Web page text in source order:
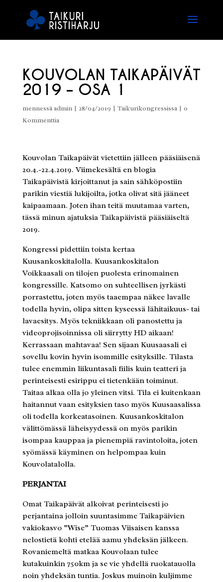
KOUVOLAN TAIKAPÄIVÄT
2019 – OSA 1
mennessäadmin| 28/04/2019 | Taikurikongressissa| 0
Kommenttia
Kouvolan Taikapäivät vietettiin jälleen pääsiäisenä
20.4.-22.4.2019. Viimekesältä en blogia
Taikapäivistä kirjoittanut ja sain sähköpostiin
parikin viestiä lukijoilta, jotka olivat sitä jääneet
kaipaamaan. Joten ihan teitä muutamaa varten,
tässä minun ajatuksia Taikapäivistä pääsiäiseltä
2019.
Kongressi pidettiin toista kertaa
Kuusankoskitalolla. Kuusankoskitalon
Voikkaasali on tilojen puolesta erinomainen
kongressille. Katsomo on suhteellisen jyrkästi
porrastettu, joten myös taaempaa näkee lavalle
todella hyvin, olipa sitten kyseessä lähitaikuus- tai
lavaesitys. Myös tekniikkaan oli panostettu ja
videoprojisoinnissa oli siirrytty HD aikaan!
Kerrassaan mahtavaa! Sen sijaan Kuusaasali ei
sovellu kovin hyvin isommille esityksille. Tilasta
tulee enemmin liikuntasali fiilis kuin teatteri ja
perinteisesti esirippu ei tietenkään toiminut.
Taitaa alkaa olla jo yleinen vitsi. Tila ei kuitenkaan
haitannut vaan esityksien taso myös Kuusaasalissa
oli todella korkeatasoinen. Kuusankoskitalon
välittömässä läheisyydessä on myös parikin
isompaa kauppaa ja pienempiä ravintoloita, joten
syömässä käyminen on helpompaa kuin
Kouvolatalolla.
PERJANTAI
Omat Taikapäivät alkoivat perinteisesti jo
perjantaina jolloin suuntasimme Taikapäivien
vakiokasvo ”Wise” Tuomas Viisaisen kanssa
nelostietä kohti etelää aamu yhdeksän jälkeen.
Rovaniemeltä matkaa Kouvolaan tulee
kutakuinkin 750km ja se vie yhdellä ruokatauolla
noin yhdeksän tuntia. Joskus muinoin kuljimme